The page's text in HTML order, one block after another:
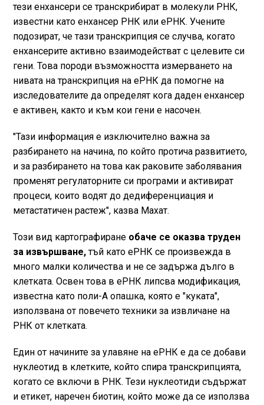
тези енхансери се транскрибират в молекули РНК,
известни като енхансер РНК или еРНК. Учените
подозират, че тази транскрипция се случва, когато
енхансерите активно взаимодействат с целевите си
гени. Това породи възможността измерването на
нивата на транскрипция на еРНК да помогне на
изследователите да определят кога даден енхансер
е активен, както и към кои гени е насочен.
"Тази информация е изключително важна за
разбирането на начина, по който протича развитието,
и за разбирането на това как раковите заболявания
променят регулаторните си програми и активират
процеси, които водят до дедиференциация и
метастатичен растеж", казва Махат.
Този вид картографиранеобаче се оказва труден
за извършване,тъй като еРНК се произвежда в
много малки количества и не се задържа дълго в
клетката. Освен това в еРНК липсва модификация,
известна като поли-А опашка, която е "куката",
използвана от повечето техники за извличане на
РНК от клетката.
Един от начините за улавяне на еРНК е да се добави
нуклеотид в клетките, който спира транскрипцията,
когато се включи в РНК. Тези нуклеотиди съдържат
и етикет, наречен биотин, който може да се използва